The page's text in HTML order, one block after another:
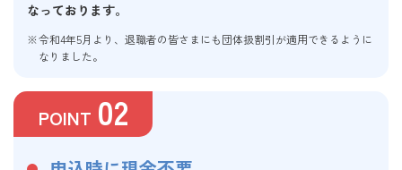
なっております。
令和4年5月より、退職者の皆さまにも団体扱割引が適用できるように
なりました。
POINT 02